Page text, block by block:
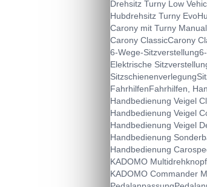
Drehsitz Turny Low
Hubdrehsitz Turny Evo
Carony mit Turny Manual
Carony ClassicCarony
6-Wege-Sitzverstellung
Elektrische
Sitzschienenverlegung
FahrhilfenFahrhilfen,
Handbedienung Veigel
Handbedienung Veigel
Handbedienung Veigel
Handbedienung
Handbedienung
KADOMO Multidrehknopf
KADOMO Commander